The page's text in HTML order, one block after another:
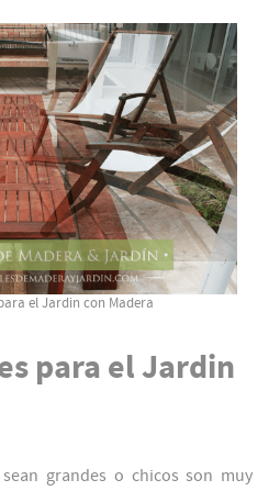
el Jardin con Madera
para el Jardin
grandes o chicos son muy